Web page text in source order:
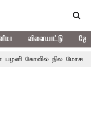
விளையாட்டு
பழனி கோவில் நில மோசடி: